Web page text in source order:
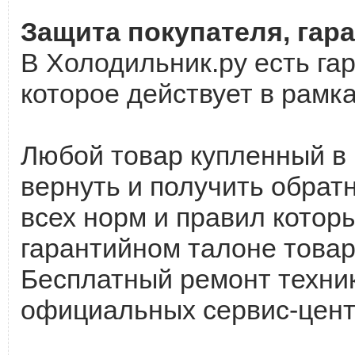
Защита покупателя,
В Холодильник.ру есть
которое действует в
Любой товар купленный
вернуть и получить
всех норм и правил
гарантийном талоне
Бесплатный ремонт
официальных сервис-